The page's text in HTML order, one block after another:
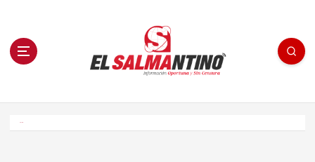
n El Salmantino - medios/noticias/editorial